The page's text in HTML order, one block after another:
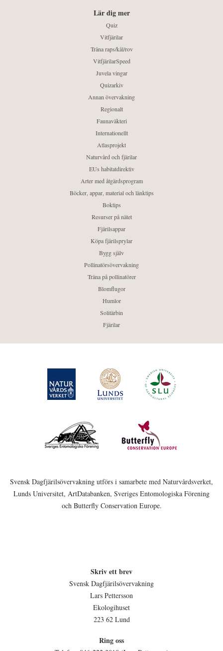
Lär dig mer
Quiz
Vitfjärilar
Träna raps/kål/rov
VitfjärilarSpeed
Juvela vingar
Quizarkiv
Annan övervakning
Regionalt
Faunaväkteri
Internationellt
Atlasprojekt
Naturvård och fjärilar
EUs habitatdirektiv
Arter med åtgärdsprogram
Böcker, appar, material och länktips
Boktips
Resurser på nätet
Fjärilsappar
Köpa fjärilsprylar
Bygg själv
Pollinatörsövervakning
Träna på pollinatörer
Blomflugor
Humlor
Solitärbin
Fjärilar
Svensk Dagfjärilsövervakning utförs i samarbete med Naturvårdsverket,
Lunds Universitet, ArtDatabanken, Sveriges Entomologiska Förening
och Butterfly Conservation Europe.
Skriv ett brev
Svensk Dagfjärilsövervakning
Lars Pettersson
Ekologihuset
223 62 Lund
Ring oss